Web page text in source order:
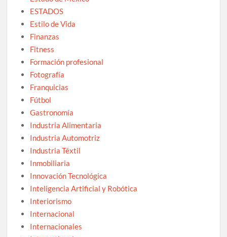
ESTADOS
Estilo de Vida
Finanzas
Fitness
Formación profesional
Fotografía
Franquicias
Fútbol
Gastronomía
Industria Alimentaria
Industria Automotriz
Industria Téxtil
Inmobiliaria
Innovación Tecnológica
Inteligencia Artificial y Robótica
Interiorismo
Internacional
Internacionales